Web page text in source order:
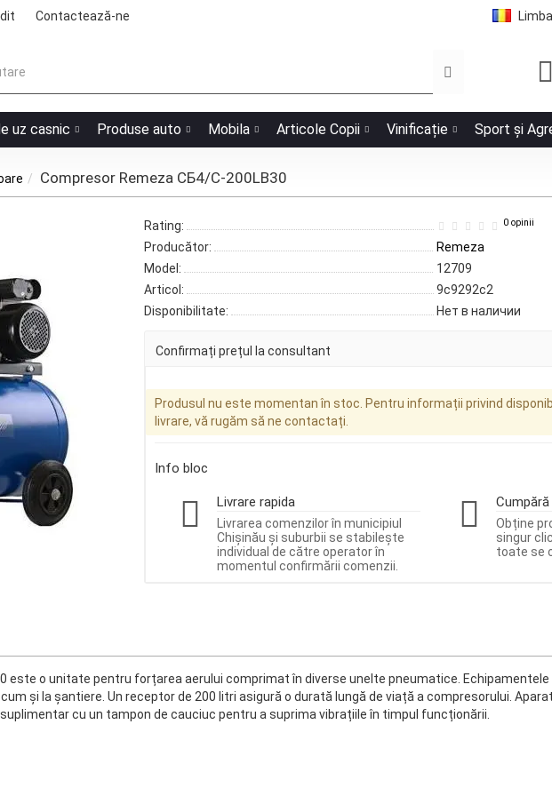
Contactează-ne Limba
uz casnic Produse auto Mobila Articole Copii Vinificație Sport și
Compresor Remeza СБ4/С-200LB30
Rating: 0 opinii
Producător:
Remeza
Model:
12709
Articol:
9c9292c2
Disponibilitate:
Нет в наличии
Confirmați prețul la consultant
Produsul nu este momentan în stoc. Pentru informații privind
livrare, vă rugăm să ne contactați.
Info bloc
Livrare rapida
Livrarea comenzilor în municipiul
Chișinău și suburbii se stabilește
individual de către operator în
momentul confirmării comenzii.
Obține
singur
toate se
este o unitate pentru forțarea aerului comprimat în diverse unelte pneumatice.
și la șantiere. Un receptor de 200 litri asigură o durată lungă de viață a compresorului.
cu un tampon de cauciuc pentru a suprima vibrațiile în timpul funcționării.